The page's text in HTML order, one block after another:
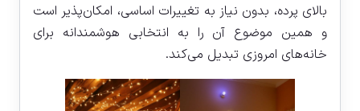
بالای پرده، بدون نیاز به تغییرات اساسی، امکان‌پذیر است
و همین موضوع آن را به انتخابی هوشمندانه برای
خانه‌های امروزی تبدیل می‌کند.